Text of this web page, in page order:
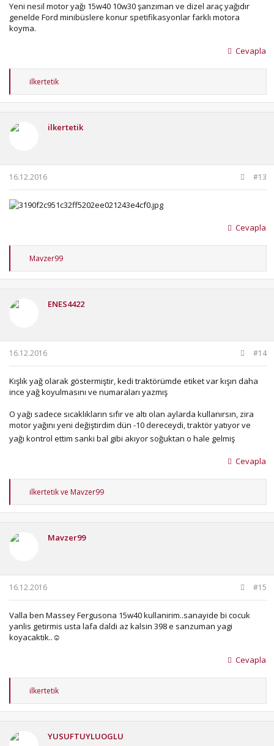
Yeni nesil motor yağı 15w40 10w30 şanzıman ve dizel araç yağıdır
genelde Ford minibüslere konur spetifikasyonlar farklı motora
koyma.
Cevapla
T
p
ilkertetik
ilkertetik
16.12.2016 #13
Cevapla
T
p
Mavzer99
ENES4422
16.12.2016 #14
Kışlık yağ olarak göstermiştir, kedi traktörümde etiket var kışın daha
ince yağ koyulmasını ve numaraları yazmış
O yağı sadece sıcaklıkların sıfır ve altı olan aylarda kullanırsın, zira
motor yağını yeni değiştirdim dün -10 dereceydi, traktör yatıyor ve
yağı kontrol ettim sanki bal gibi akıyor soğuktan o hale gelmiş
Cevapla
T
p
ilkertetikve Mavzer99
Mavzer99
16.12.2016 #15
Valla ben Massey Fergusona 15w40 kullanirim..sanayide bi cocuk
yanlis getirmis usta lafa daldi az kalsin 398 e sanzuman yagi
koyacaktik..☺
Cevapla
T
p
ilkertetik
YUSUFTUYLUOGLU